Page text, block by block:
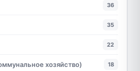
36
35
22
хозяйство) 18